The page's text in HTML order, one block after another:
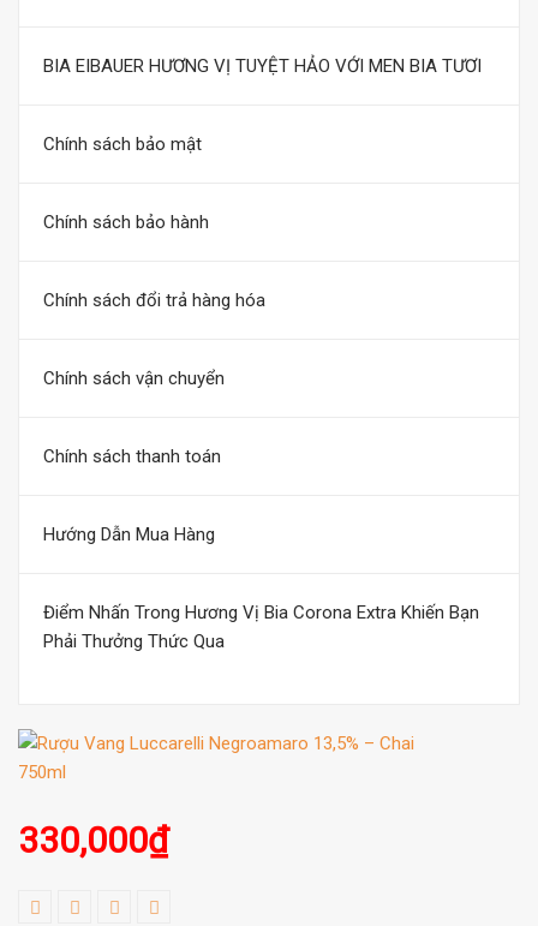
BIA EIBAUER HƯƠNG VỊ TUYỆT HẢO VỚI MEN BIA TƯƠI
Chính sách bảo mật
Chính sách bảo hành
Chính sách đổi trả hàng hóa
Chính sách vận chuyển
Chính sách thanh toán
Hướng Dẫn Mua Hàng
Điểm Nhấn Trong Hương Vị Bia Corona Extra Khiến Bạn
Phải Thưởng Thức Qua
330,000₫